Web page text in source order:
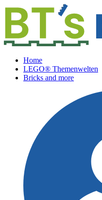
Home
LEGO® Themenwelten
Bricks and more